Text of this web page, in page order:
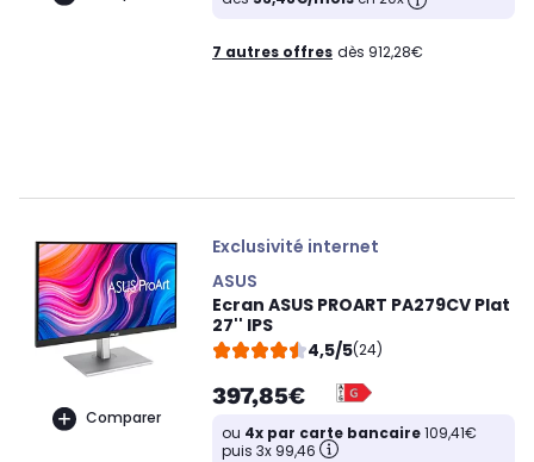
7 autres offres dès 912,28€
Comparer
Exclusivité internet
ASUS
Ecran ASUS PROART PA279CV Plat
27'' IPS
4,5/5(24)
397,85€
ou 4x par carte bancaire109,41€
puis 3x 99,46